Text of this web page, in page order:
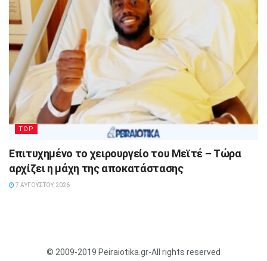
TOP
Επιτυχημένο το χειρουργείο του Μεϊτέ – Τώρα
αρχίζει η μάχη της αποκατάστασης
7 ΑΥΓΟΎΣΤΟΥ, 2026
© 2009-2019 Peiraiotika.gr-All rights reserved